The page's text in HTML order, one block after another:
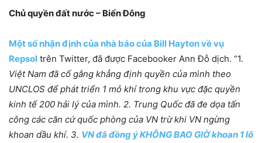
Chủ quyền đất nước – Biển Đông
Một số nhận định của nhà báo của Bill Hayton về vụ
Repsol trên Twitter, đã được Facebooker Ann Đỗ dịch. “1.
Việt Nam đã cố gắng khẳng định quyền của mình theo
UNCLOS để phát triển 1 mỏ khí trong khu vực đặc quyền
kinh tế 200 hải lý của mình. 2. Trung Quốc đã đe dọa tấn
công các căn cứ quốc phòng của VN trừ khi VN ngừng
khoan dầu khí. 3. VN đã đồng ý KHÔNG BAO GIỜ khoan 1 lô